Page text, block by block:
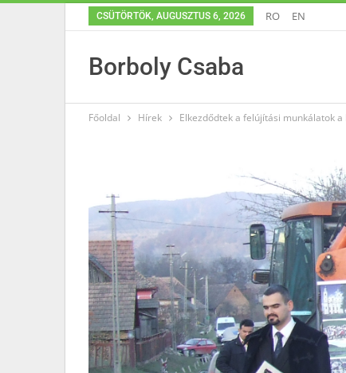
CSÜTÖRTÖK, AUGUSZTUS 6, 2026 RO EN
Borboly Csaba
Főoldal Hírek Elkezdődtek a felújítási munkálatok